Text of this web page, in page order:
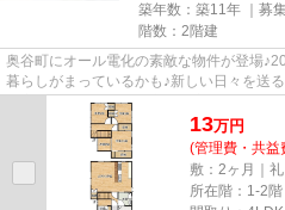
築年数：築11年 ｜募
階数：2階建
奥谷町にオール電化の素敵な物件が登場
暮らしがまっているかも♪新しい日々を送
◎室内設備は洗面所独立・浴室...
13万円
(管理費・共益
敷：2ヶ月｜
所在階：1-2階